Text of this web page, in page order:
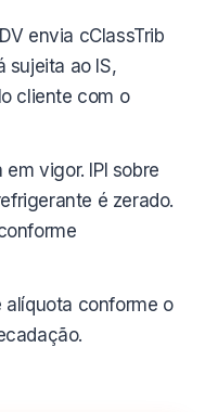
envia cClassTrib
sujeita ao IS,
cliente com o
em vigor. IPI sobre
é zerado.
alíquota conforme o